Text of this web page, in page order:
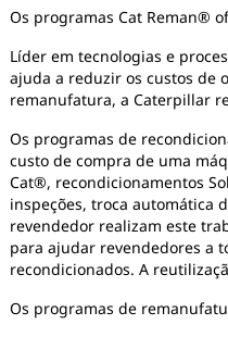
Os programas Cat Reman®
Líder em tecnologias e
ajuda a reduzir os custos de
remanufatura, a Caterpillar
Os programas de
custo de compra de uma
Cat®, recondicionamentos
inspeções, troca automática
revendedor realizam este
para ajudar revendedores a
recondicionados. A
Os programas de